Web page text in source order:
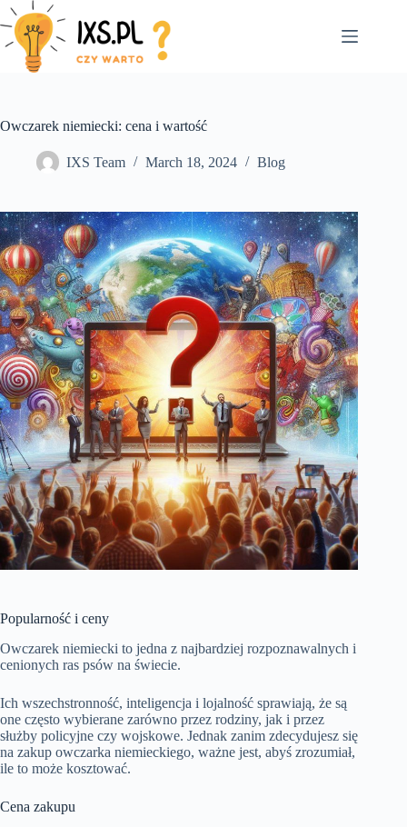
Skip
to
content
Owczarek niemiecki: cena i wartość
IXS Team March 18, 2024 Blog
Popularność i ceny
Owczarek niemiecki to jedna z najbardziej rozpoznawalnych i
cenionych ras psów na świecie.
Ich wszechstronność, inteligencja i lojalność sprawiają, że są
one często wybierane zarówno przez rodziny, jak i przez
służby policyjne czy wojskowe. Jednak zanim zdecydujesz się
na zakup owczarka niemieckiego, ważne jest, abyś zrozumiał,
ile to może kosztować.
Cena zakupu